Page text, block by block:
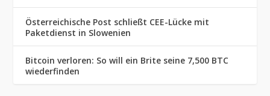
Österreichische Post schließt CEE-Lücke mit
Paketdienst in Slowenien
Bitcoin verloren: So will ein Brite seine 7,500 BTC
wiederfinden